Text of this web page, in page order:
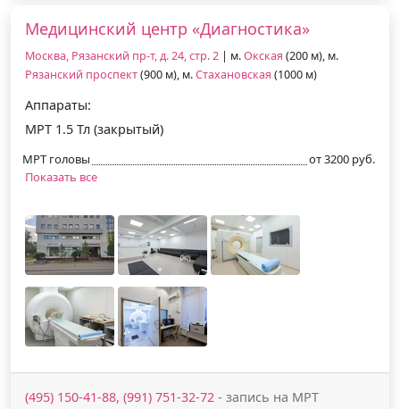
Медицинский центр «Диагностика»
Москва, Рязанский пр-т, д. 24, стр. 2 | м.Окская (200 м), м.
Рязанский проспект(900 м), м.Стахановская (1000 м)
Аппараты:
МРТ 1.5 Тл (закрытый)
МРТ головы
от 3200 руб.
Показать все
(495) 150-41-88, (991) 751-32-72 - запись на МРТ